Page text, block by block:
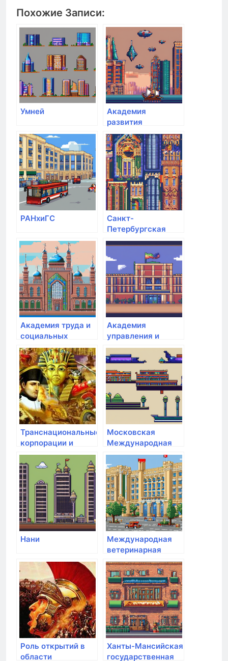
Похожие Записи:
Умней
Академия
развития
международных
отношений
РАНхиГС
Санкт-
Петербургская
Юридическая
Академия
Академия труда и
социальных
отношений
Академия
управления и
производства
Транснациональные
корпорации и
глобальная
экономика
Московская
Международная
Академия
Нани
Международная
ветеринарная
академия
Роль открытий в
области
Ханты-Мансийская
государственная